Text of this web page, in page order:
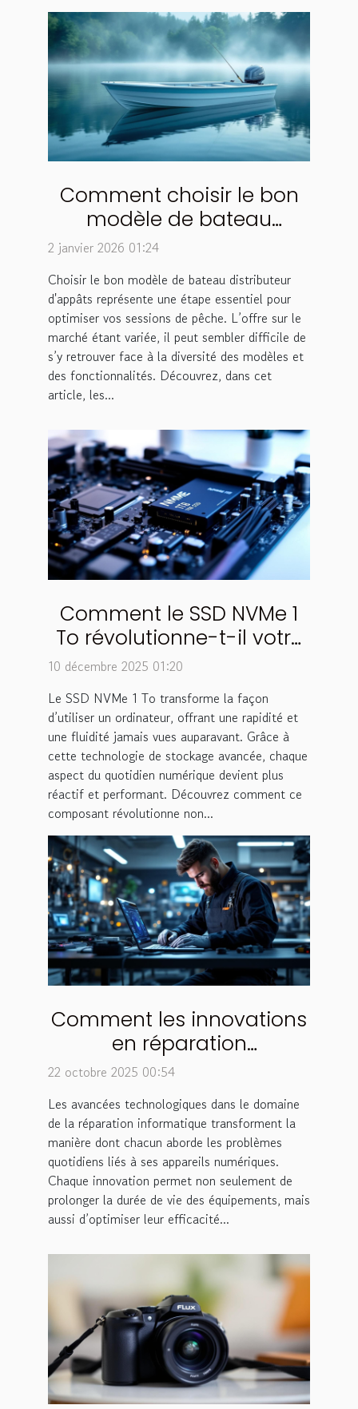
Comment choisir le bon
modèle de bateau
distributeur d'appâts ?
2 janvier 2026 01:24
Choisir le bon modèle de bateau distributeur
d'appâts représente une étape essentiel pour
optimiser vos sessions de pêche. L’offre sur le
marché étant variée, il peut sembler difficile de
s’y retrouver face à la diversité des modèles et
des fonctionnalités. Découvrez, dans cet
article, les...
Comment le SSD NVMe 1
To révolutionne-t-il votre
expérience informatique ?
10 décembre 2025 01:20
Le SSD NVMe 1 To transforme la façon
d’utiliser un ordinateur, offrant une rapidité et
une fluidité jamais vues auparavant. Grâce à
cette technologie de stockage avancée, chaque
aspect du quotidien numérique devient plus
réactif et performant. Découvrez comment ce
composant révolutionne non...
Comment les innovations
en réparation
informatique améliorent-
elles votre quotidien ?
22 octobre 2025 00:54
Les avancées technologiques dans le domaine
de la réparation informatique transforment la
manière dont chacun aborde les problèmes
quotidiens liés à ses appareils numériques.
Chaque innovation permet non seulement de
prolonger la durée de vie des équipements, mais
aussi d’optimiser leur efficacité...